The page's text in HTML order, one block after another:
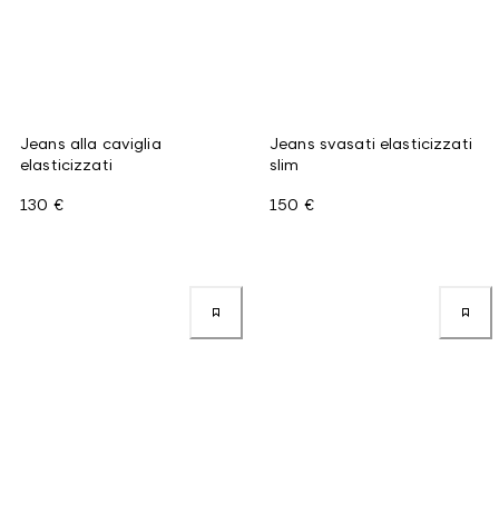
Jeans alla caviglia
elasticizzati
130 €
Jeans svasati elasticizzati
slim
150 €